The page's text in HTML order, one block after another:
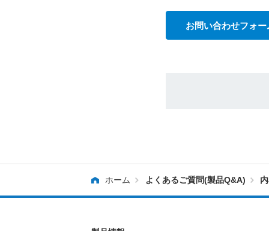
お問い合わせフォー
ホーム よくあるご質問(製品Q&A)